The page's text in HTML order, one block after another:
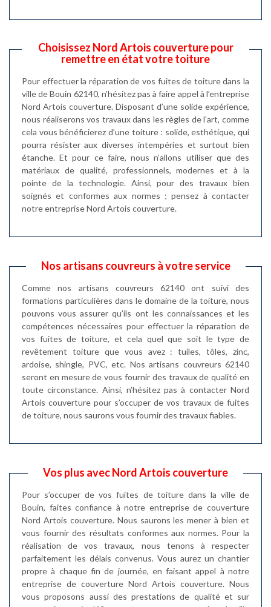
Choisissez Nord Artois couverture pour
remettre en état votre toiture
Pour effectuer la réparation de vos fuites de toiture dans la
ville de Bouin 62140, n’hésitez pas à faire appel à l’entreprise
Nord Artois couverture. Disposant d’une solide expérience,
nous réaliserons vos travaux dans les règles de l’art, comme
cela vous bénéficierez d’une toiture : solide, esthétique, qui
pourra résister aux diverses intempéries et surtout bien
étanche. Et pour ce faire, nous n’allons utiliser que des
matériaux de qualité, professionnels, modernes et à la
pointe de la technologie. Ainsi, pour des travaux bien
soignés et conformes aux normes ; pensez à contacter
notre entreprise Nord Artois couverture.
Nos artisans couvreurs à votre service
Comme nos artisans couvreurs 62140 ont suivi des
formations particulières dans le domaine de la toiture, nous
pouvons vous assurer qu’ils ont les connaissances et les
compétences nécessaires pour effectuer la réparation de
vos fuites de toiture, et cela quel que soit le type de
revêtement toiture que vous avez : tuiles, tôles, zinc,
ardoise, shingle, PVC, etc. Nos artisans couvreurs 62140
seront en mesure de vous fournir des travaux de qualité en
toute circonstance. Ainsi, n’hésitez pas à contacter Nord
Artois couverture pour s’occuper de vos travaux de fuites
de toiture, nous saurons vous fournir des travaux fiables.
Vos plus avec Nord Artois couverture
Pour s’occuper de vos fuites de toiture dans la ville de
Bouin, faites confiance à notre entreprise de couverture
Nord Artois couverture. Nous saurons les mener à bien et
vous fournir des résultats conformes aux normes. Pour la
réalisation de vos travaux, nous tenons à respecter
parfaitement les délais convenus. Vous aurez un chantier
propre à chaque fin de journée, en faisant appel à notre
entreprise de couverture Nord Artois couverture. Nous
vous proposons aussi des prestations de qualité et sur